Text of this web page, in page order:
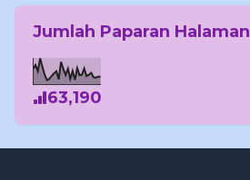
Jumlah Paparan Halaman
63,190